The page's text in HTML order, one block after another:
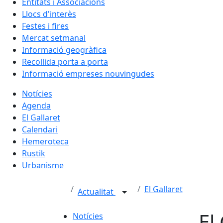
Llocs d'interès
Festes i fires
Mercat setmanal
Informació geogràfica
Recollida porta a porta
Informació empreses nouvingudes
Notícies
Agenda
El Gallaret
Calendari
Hemeroteca
Rustik
Urbanisme
Actualitat El Gallaret
Notícies